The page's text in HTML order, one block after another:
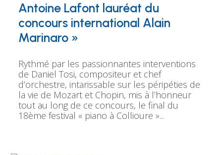
Antoine Lafont lauréat du
concours international Alain
Marinaro »
Rythmé par les passionnantes interventions
de Daniel Tosi, compositeur et chef
d’orchestre, intarissable sur les péripéties de
la vie de Mozart et Chopin, mis à l’honneur
tout au long de ce concours, le final du
18ème festival « piano à Collioure »...